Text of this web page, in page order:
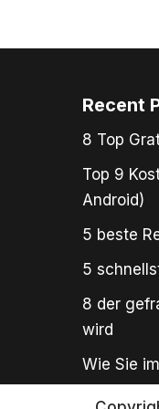
Recent
8 Top
Top 9
Android)
5 beste
5
8 der
wird
Wie Sie